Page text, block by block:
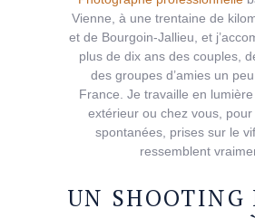
Vienne, à une trentaine de
et de Bourgoin-Jallieu, et
plus de dix ans des couples,
des groupes d’amies un
France. Je travaille en
extérieur ou chez vous,
spontanées, prises sur le
ressemblent
UN SHOOTING